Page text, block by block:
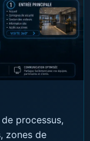
processus,
zones de